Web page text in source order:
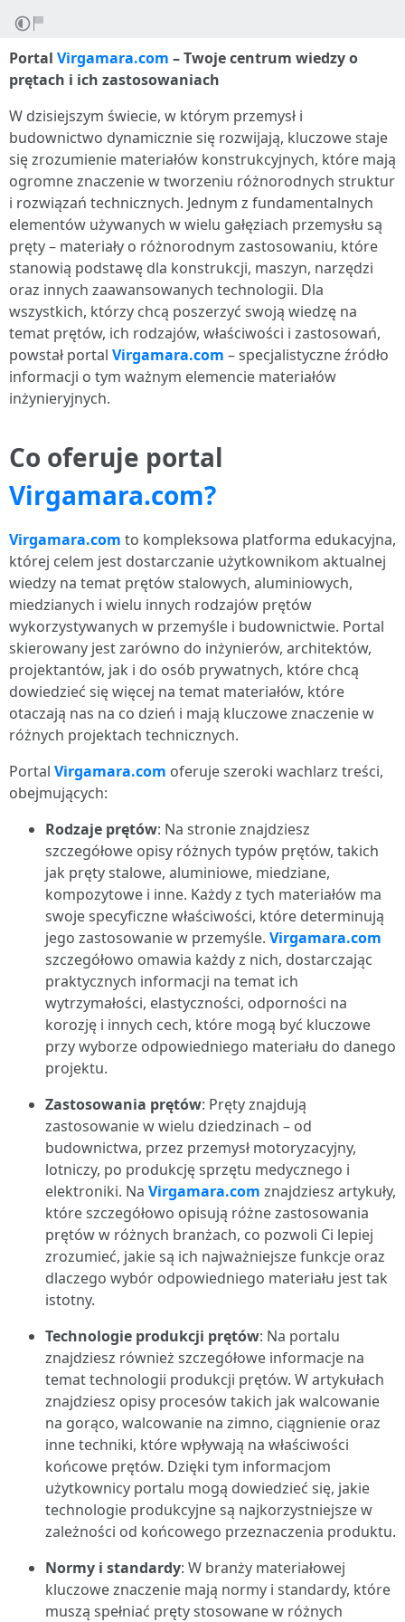
Portal Virgamara.com – Twoje centrum wiedzy o
prętach i ich zastosowaniach
W dzisiejszym świecie, w którym przemysł i
budownictwo dynamicznie się rozwijają, kluczowe staje
się zrozumienie materiałów konstrukcyjnych, które mają
ogromne znaczenie w tworzeniu różnorodnych struktur
i rozwiązań technicznych. Jednym z fundamentalnych
elementów używanych w wielu gałęziach przemysłu są
pręty – materiały o różnorodnym zastosowaniu, które
stanowią podstawę dla konstrukcji, maszyn, narzędzi
oraz innych zaawansowanych technologii. Dla
wszystkich, którzy chcą poszerzyć swoją wiedzę na
temat prętów, ich rodzajów, właściwości i zastosowań,
powstał portal Virgamara.com – specjalistyczne źródło
informacji o tym ważnym elemencie materiałów
inżynieryjnych.
Co oferuje portal
Virgamara.com?
Virgamara.com to kompleksowa platforma edukacyjna,
której celem jest dostarczanie użytkownikom aktualnej
wiedzy na temat prętów stalowych, aluminiowych,
miedzianych i wielu innych rodzajów prętów
wykorzystywanych w przemyśle i budownictwie. Portal
skierowany jest zarówno do inżynierów, architektów,
projektantów, jak i do osób prywatnych, które chcą
dowiedzieć się więcej na temat materiałów, które
otaczają nas na co dzień i mają kluczowe znaczenie w
różnych projektach technicznych.
Portal Virgamara.com oferuje szeroki wachlarz treści,
obejmujących:
Rodzaje prętów: Na stronie znajdziesz
szczegółowe opisy różnych typów prętów, takich
jak pręty stalowe, aluminiowe, miedziane,
kompozytowe i inne. Każdy z tych materiałów ma
swoje specyficzne właściwości, które determinują
jego zastosowanie w przemyśle. Virgamara.com
szczegółowo omawia każdy z nich, dostarczając
praktycznych informacji na temat ich
wytrzymałości, elastyczności, odporności na
korozję i innych cech, które mogą być kluczowe
przy wyborze odpowiedniego materiału do danego
projektu.
Zastosowania prętów: Pręty znajdują
zastosowanie w wielu dziedzinach – od
budownictwa, przez przemysł motoryzacyjny,
lotniczy, po produkcję sprzętu medycznego i
elektroniki. Na Virgamara.com znajdziesz artykuły,
które szczegółowo opisują różne zastosowania
prętów w różnych branżach, co pozwoli Ci lepiej
zrozumieć, jakie są ich najważniejsze funkcje oraz
dlaczego wybór odpowiedniego materiału jest tak
istotny.
Technologie produkcji prętów: Na portalu
znajdziesz również szczegółowe informacje na
temat technologii produkcji prętów. W artykułach
znajdziesz opisy procesów takich jak walcowanie
na gorąco, walcowanie na zimno, ciągnienie oraz
inne techniki, które wpływają na właściwości
końcowe prętów. Dzięki tym informacjom
użytkownicy portalu mogą dowiedzieć się, jakie
technologie produkcyjne są najkorzystniejsze w
zależności od końcowego przeznaczenia produktu.
Normy i standardy: W branży materiałowej
kluczowe znaczenie mają normy i standardy, które
muszą spełniać pręty stosowane w różnych